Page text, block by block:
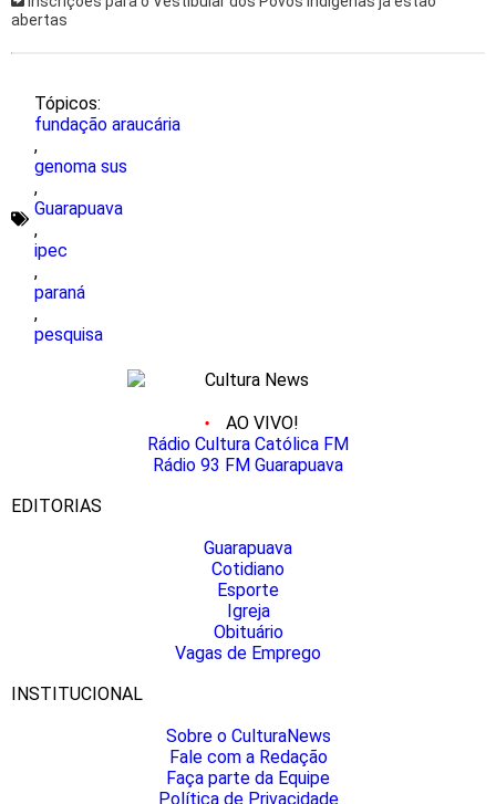
abertas
Tópicos:
fundação araucária
,
genoma sus
,
Guarapuava
,
ipec
,
paraná
,
pesquisa
AO VIVO!
Rádio Cultura Católica FM
Rádio 93 FM Guarapuava
EDITORIAS
Guarapuava
Cotidiano
Esporte
Igreja
Obituário
Vagas de Emprego
INSTITUCIONAL
Sobre o CulturaNews
Fale com a Redação
Faça parte da Equipe
Política de Privacidade